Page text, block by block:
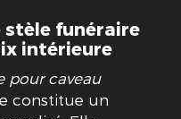
stèle funéraire
intérieure
pour caveau
constitue un